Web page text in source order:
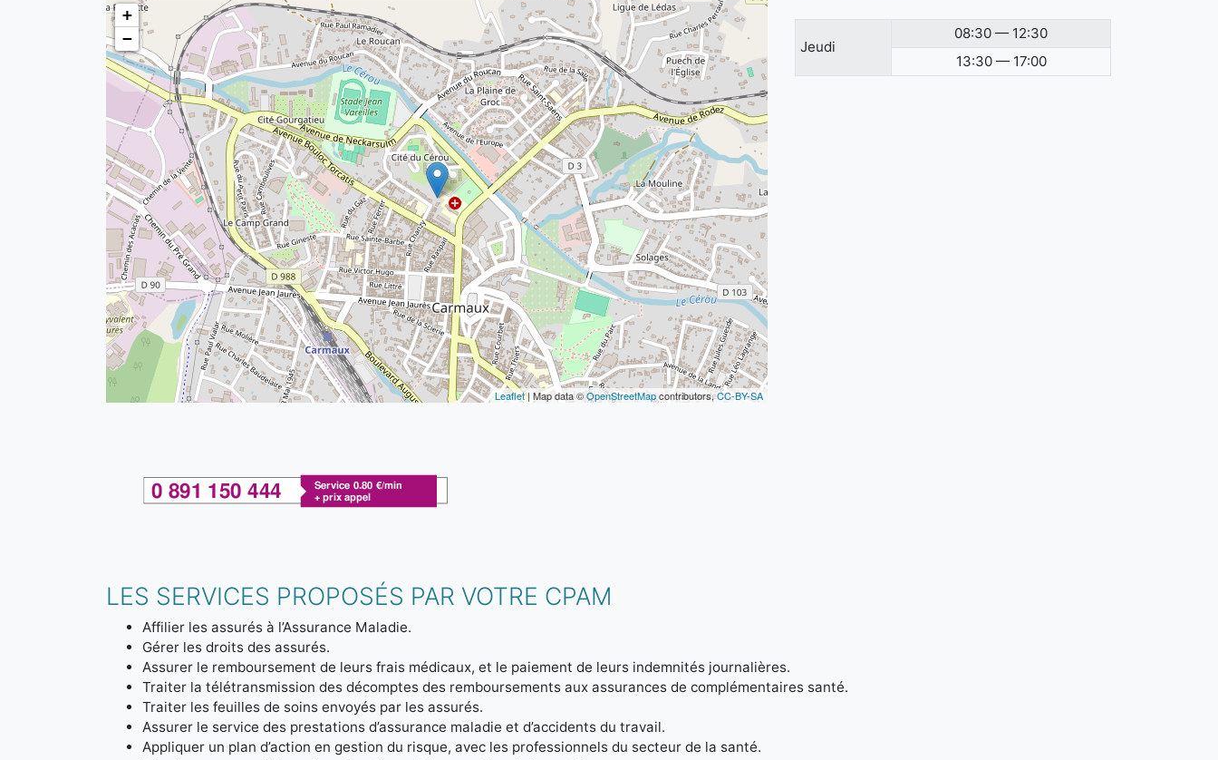
+
−
Leaflet| Map data ©OpenStreetMapcontributors,CC-BY-SA
Jeudi
08:30 — 12:30
13:30 — 17:00
LES SERVICES PROPOSÉS PAR VOTRE CPAM
Affilier les assurés à l’Assurance Maladie.
Gérer les droits des assurés.
Assurer le remboursement de leurs frais médicaux, et le paiement de leurs indemnités journalières.
Traiter la télétransmission des décomptes des remboursements aux assurances de complémentaires santé.
Traiter les feuilles de soins envoyés par les assurés.
Assurer le service des prestations d’assurance maladie et d’accidents du travail.
Appliquer un plan d’action en gestion du risque, avec les professionnels du secteur de la santé.